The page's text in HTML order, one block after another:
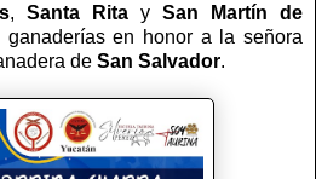
, Santa Rita y San Martín de
ganaderías en honor a la señora
de San Salvador.